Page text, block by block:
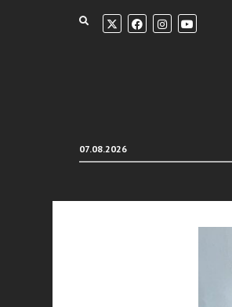
07.08.2026